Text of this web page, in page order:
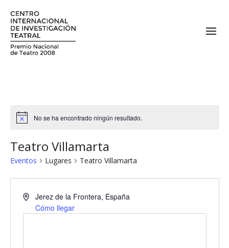
No se ha encontrado ningún resultado.
Teatro Villamarta
Eventos Lugares Teatro Villamarta
Jerez de la Frontera, España
Cómo llegar